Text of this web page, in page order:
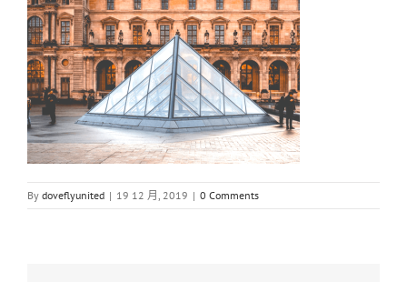
By doveflyunited | 19 12 月, 2019 | 0 Comments